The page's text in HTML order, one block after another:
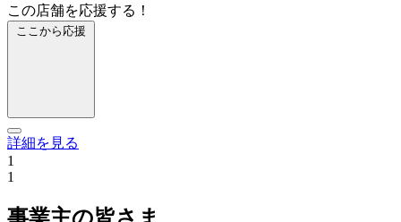
この店舗を応援する！
ここから応援
詳細を見る
1
1